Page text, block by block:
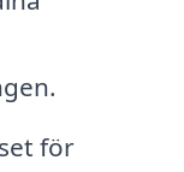
för